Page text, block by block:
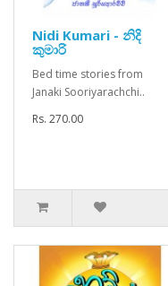
Nidi Kumari - නිදි
කුමාරි
Bed time stories from
Janaki Sooriyarachchi..
Rs. 270.00